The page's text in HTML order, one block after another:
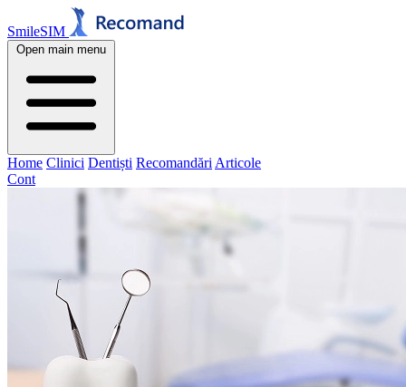
SmileSIM
Open main menu
Home Clinici Dentiști Recomandări Articole
Cont